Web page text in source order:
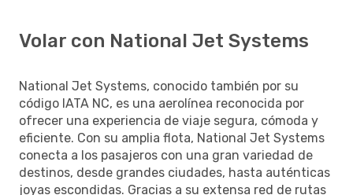
Volar con National Jet Systems
National Jet Systems, conocido también por su
código IATA NC, es una aerolínea reconocida por
ofrecer una experiencia de viaje segura, cómoda y
eficiente. Con su amplia flota, National Jet Systems
conecta a los pasajeros con una gran variedad de
destinos, desde grandes ciudades, hasta auténticas
joyas escondidas. Gracias a su extensa red de rutas